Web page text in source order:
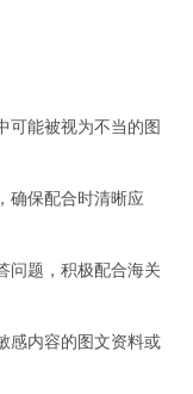
可能被视为不当的图
确保配合时清晰应
问题，积极配合海关
感内容的图文资料或